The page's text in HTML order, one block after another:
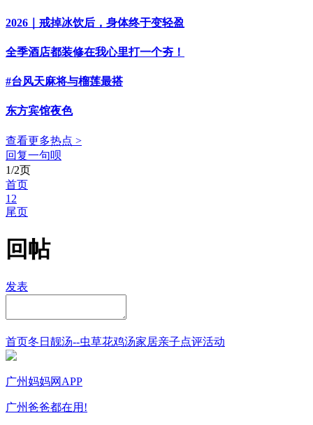
2026｜戒掉冰饮后，身体终于变轻盈
全季酒店都装修在我心里打一个夯！
#台风天麻将与榴莲最搭
东方宾馆夜色
查看更多热点 >
回复一句呗
1/2页
首页
1 2
尾页
回帖
发表
首页冬日靓汤--虫草花鸡汤家居亲子点评活动
广州妈妈网APP
广州爸爸都在用!